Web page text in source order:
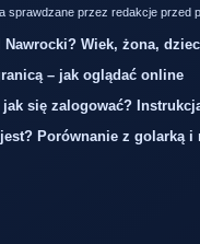
sprawdzane przez redakcje przed
Wiek, żona,
– jak oglądać online
się zalogować?
Porównanie z golarką i